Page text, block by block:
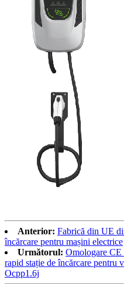
Anterior: Fabrică din UE
încărcare pentru mașini electrice
Următorul: Omologare
rapid stație de încărcare pentru
Ocpp1.6j